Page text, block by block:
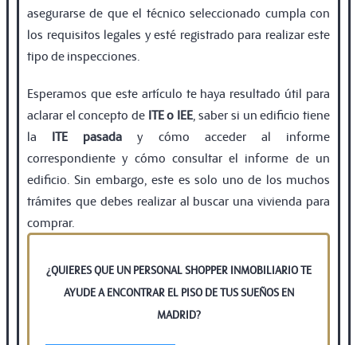
asegurarse de que el técnico seleccionado cumpla con
los requisitos legales y esté registrado para realizar este
tipo de inspecciones.
Esperamos que este artículo te haya resultado útil para
aclarar el concepto de ITEo IEE, saber si un edificio tiene
la ITE pasada y cómo acceder al informe
correspondiente y cómo consultar el informe de un
ediﬁcio. Sin embargo, este es solo uno de los muchos
trámites que debes realizar al buscar una vivienda para
comprar.
¿QUIERES QUE UN PERSONAL SHOPPER INMOBILIARIO TE
AYUDE A ENCONTRAR EL PISO DE TUS SUEÑOS EN
MADRID?